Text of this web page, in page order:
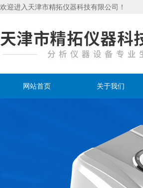
欢迎进入天津市精拓仪器科技有限公司！
网站首页 关于我们